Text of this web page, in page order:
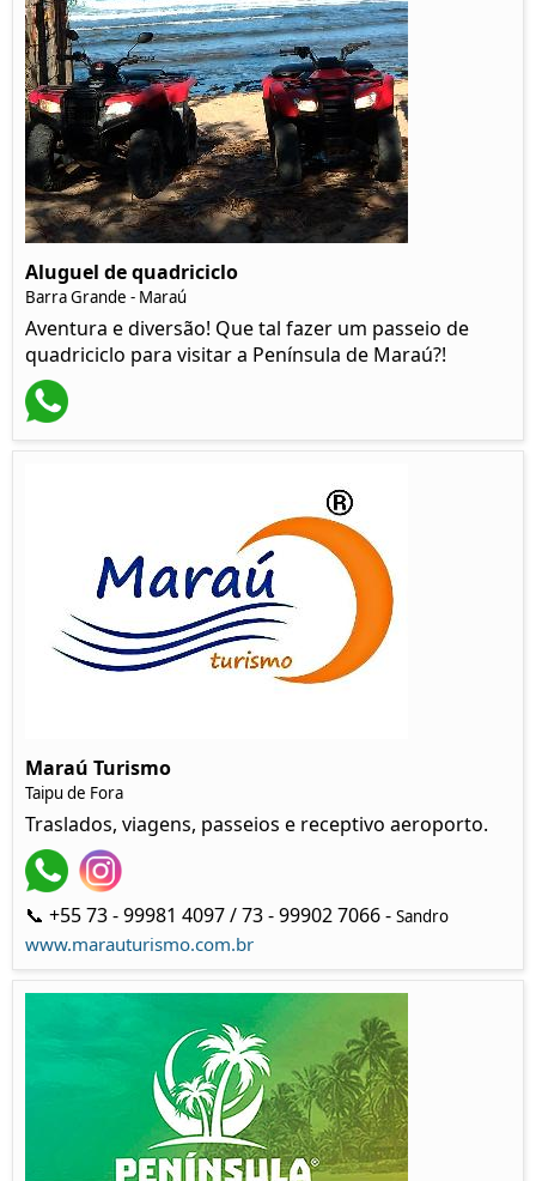
Aluguel de quadriciclo
Barra Grande - Maraú
Aventura e diversão! Que tal fazer um passeio de
quadriciclo para visitar a Península de Maraú?!
Maraú Turismo
Taipu de Fora
Traslados, viagens, passeios e receptivo aeroporto.
📞 +55 73 - 99981 4097 / 73 - 99902 7066 - Sandro
www.marauturismo.com.br